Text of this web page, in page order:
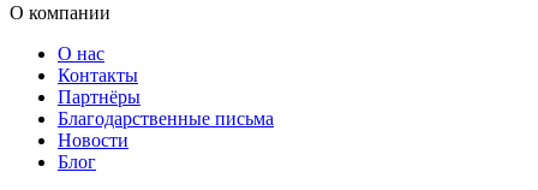
О компании
О нас
Контакты
Партнёры
Благодарственные письма
Новости
Блог